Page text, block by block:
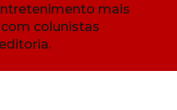
mais
colunistas